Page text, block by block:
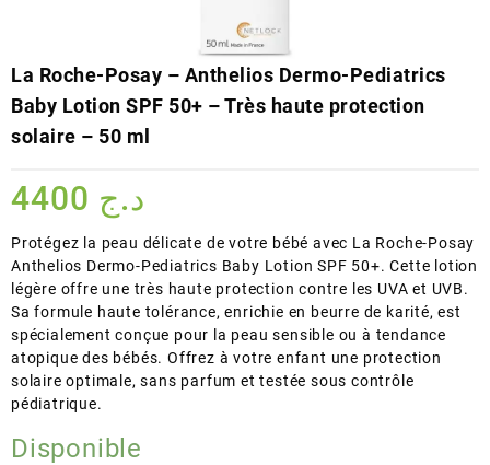
La Roche-Posay – Anthelios Dermo-Pediatrics
Baby Lotion SPF 50+ – Très haute protection
solaire – 50 ml
د.ج
Protégez la peau délicate de votre bébé avec La Roche-Posay
Anthelios Dermo-Pediatrics Baby Lotion SPF 50+. Cette lotion
légère offre une très haute protection contre les UVA et UVB.
Sa formule haute tolérance, enrichie en beurre de karité, est
spécialement conçue pour la peau sensible ou à tendance
atopique des bébés. Offrez à votre enfant une protection
solaire optimale, sans parfum et testée sous contrôle
pédiatrique.
Disponible